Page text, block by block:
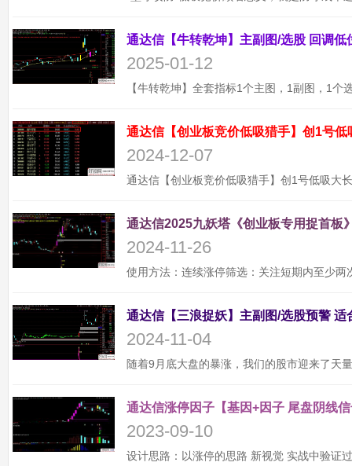
2025-01-12
通达信【创业板竞价低吸猎手】创1号
2024-12-07
通达信2025九妖塔《创业板专用捉首板
2024-11-26
2024-11-04
通达信涨停因子【基因+因子 尾盘阴线
2023-09-10